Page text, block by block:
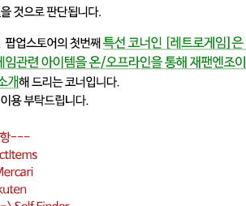
AV기기,카메라
DIY,공구,문구 (13)
자동차,오토바이 용품 (31)